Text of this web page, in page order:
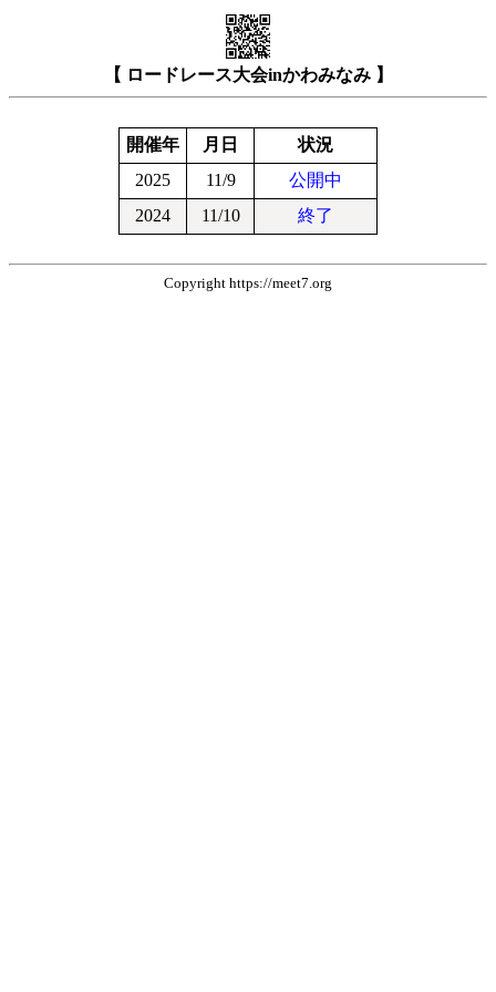
【 ロードレース大会inかわみなみ 】
開催年 月日
状況
2025
11/9
公開中
2024
11/10 終了
Copyright https://meet7.org